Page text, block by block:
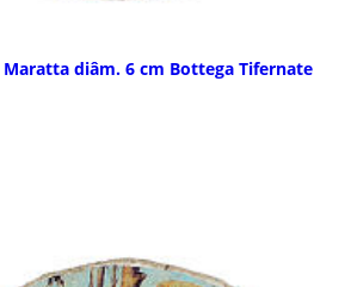
diâm. 6 cm Bottega Tifernate